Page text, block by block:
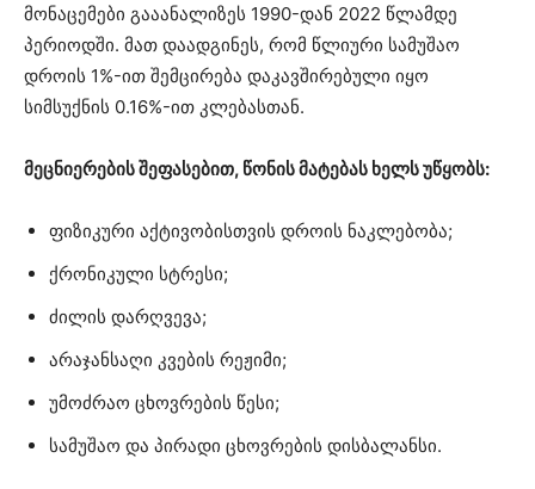
მონაცემები გააანალიზეს 1990-დან 2022 წლამდე
პერიოდში. მათ დაადგინეს, რომ წლიური სამუშაო
დროის 1%-ით შემცირება დაკავშირებული იყო
სიმსუქნის 0.16%-ით კლებასთან.
მეცნიერების შეფასებით, წონის მატებას ხელს უწყობს:
ფიზიკური აქტივობისთვის დროის ნაკლებობა;
ქრონიკული სტრესი;
ძილის დარღვევა;
არაჯანსაღი კვების რეჟიმი;
უმოძრაო ცხოვრების წესი;
სამუშაო და პირადი ცხოვრების დისბალანსი.